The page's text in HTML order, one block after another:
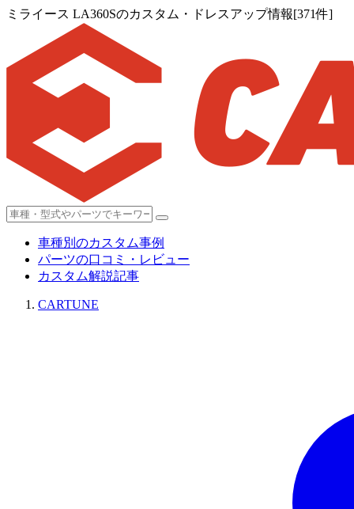
ミライース LA360Sのカスタム・ドレスアップ情報[371件]
車種別のカスタム事例
パーツの口コミ・レビュー
カスタム解説記事
CARTUNE